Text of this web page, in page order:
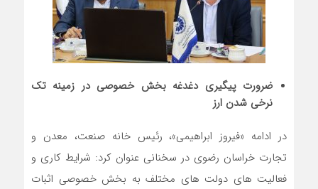
ضرورت پیگیری دغدغه بخش خصوصی در زمینه تک
نرخی شدن ارز
در ادامه «فیروز ابراهیمی»، رئیس خانه صنعت، معدن و
تجارت خراسان رضوی در سخنانی عنوان کرد: شرایط کاری و
فعالیت های دولت های مختلف به بخش خصوصی اثبات